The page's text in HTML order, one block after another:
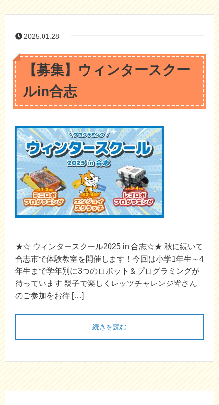
2025.01.28
【募集】ウィンタースクー
ルin合志
★☆ ウィンタースクール2025 in 合志☆★ 秋に続いて
合志市で体験教室を開催します！今回は小学1年生～4
年生まで学年別に3つのロボット＆プログラミングが
待っています 親子で楽しくレッツチャレンジ皆さん
のご参加をお待 […]
続きを読む